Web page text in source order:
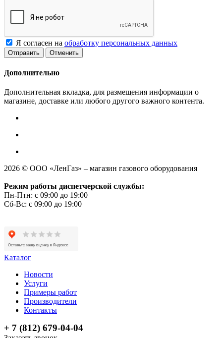
Я согласен на обработку персональных данных
Отменить
Дополнительно
Дополнительная вкладка, для размещения информации о
магазине, доставке или любого другого важного контента.
2026 © ООО «ЛенГаз» – магазин газового оборудования
Режим работы диспетчерской службы:
Пн-Птн: с 09:00 до 19:00
Сб-Вс: с 09:00 до 19:00
Каталог
Новости
Услуги
Примеры работ
Производители
Контакты
+ 7 (812) 679-04-04